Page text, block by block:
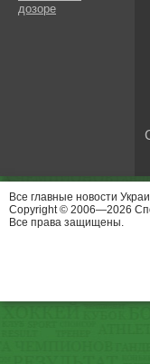
дозоре
Все главные новости
Copyright © 2006—2026
Все права защищены.